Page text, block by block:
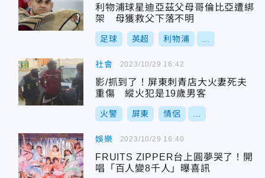
利物浦球星迪亞茲父母哥倫比亞遭綁
架 母獲救父下落不明
足球 英超 利物浦
社會
影/抓到了！屏東刺青店大火妻死夫
重傷 縱火犯是19歲男客
火警 屏東 情侶
2023/10/29 16:42
娛樂
FRUITS ZIPPER台上圓夢哭了！開
唱「百人變8千人」曝喜訊
2023/10/29 16:40